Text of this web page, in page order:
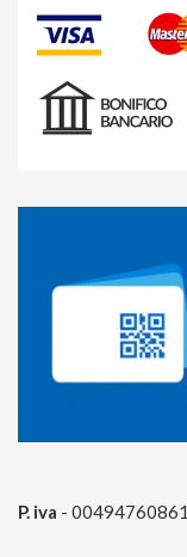
P. iva - 00494760861